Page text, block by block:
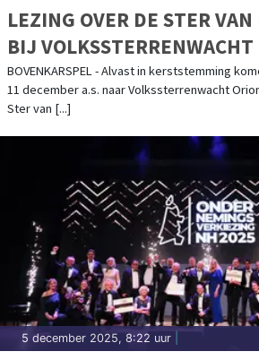
LEZING OVER DE STER
BIJ VOLKSSTERRENWACHT
BOVENKARSPEL - Alvast in kerststemming
11 december a.s. naar Volkssterrenwacht
Ster van [...]
5 december 2025, 8:22 uur